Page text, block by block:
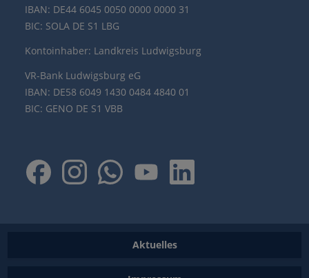
IBAN: DE44 6045 0050 0000 0000 31
BIC: SOLA DE S1 LBG
Kontoinhaber: Landkreis Ludwigsburg
VR-Bank Ludwigsburg eG
IBAN: DE58 6049 1430 0484 4840 01
BIC: GENO DE S1 VBB
Aktuelles